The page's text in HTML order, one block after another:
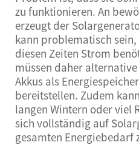
zu funktionieren. An
erzeugt der
kann problematisch sein,
diesen Zeiten Strom
müssen daher
Akkus als
bereitstellen. Zudem
langen Wintern oder viel
sich vollständig auf
gesamten Energiebedarf